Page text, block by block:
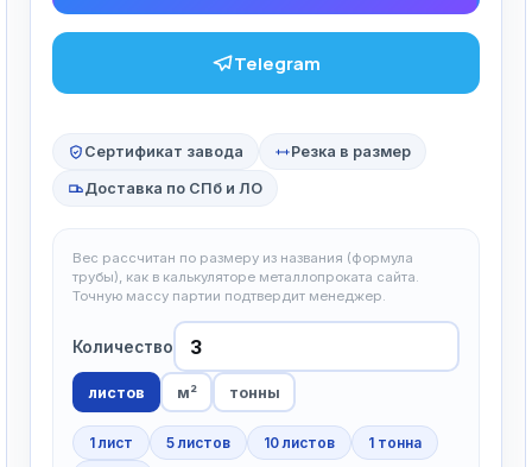
Telegram
Сертификат завода Резка в размер
Доставка по СПб и ЛО
Вес рассчитан по размеру из названия (формула
трубы), как в калькуляторе металлопроката сайта.
Точную массу партии подтвердит менеджер.
Количество
листов м² тонны
1 лист 5 листов 10 листов
1 тонна